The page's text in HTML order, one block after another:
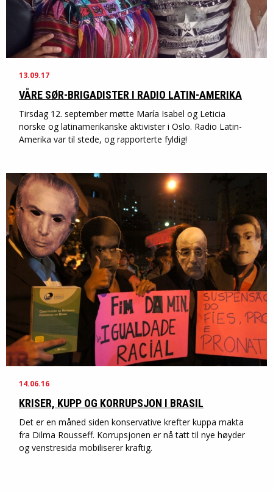
13.09.17
VÅRE SØR-BRIGADISTER I RADIO LATIN-AMERIKA
Tirsdag 12. september møtte María Isabel og Leticia
norske og latinamerikanske aktivister i Oslo. Radio Latin-
Amerika var til stede, og rapporterte fyldig!
14.06.16
KRISER, KUPP OG KORRUPSJON I BRASIL
Det er en måned siden konservative krefter kuppa makta
fra Dilma Rousseff. Korrupsjonen er nå tatt til nye høyder
og venstresida mobiliserer kraftig.